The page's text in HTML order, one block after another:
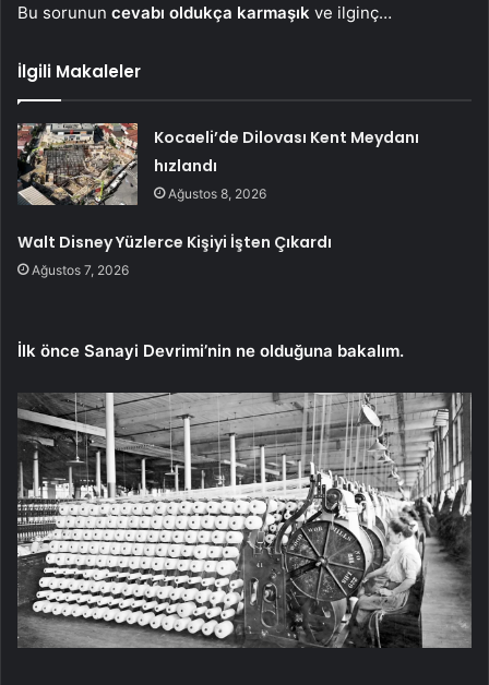
Bu sorunun cevabı oldukça karmaşık ve ilginç…
İlgili Makaleler
Kocaeli’de Dilovası Kent Meydanı
hızlandı
Ağustos 8, 2026
Walt Disney Yüzlerce Kişiyi İşten Çıkardı
Ağustos 7, 2026
İlk önce Sanayi Devrimi’nin ne olduğuna bakalım.